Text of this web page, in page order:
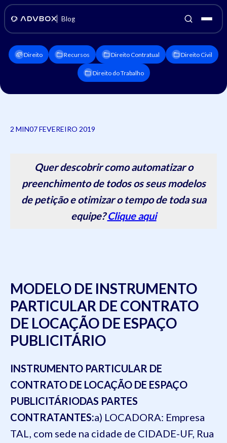
Blog
Direito Recursos Direito Contratual Direito Civil
Direito do Trabalho
2 MIN07 FEVEREIRO 2019
Quer descobrir como automatizar o
preenchimento de todos os seus modelos
de petição e otimizar o tempo de toda sua
equipe?Clique aqui
MODELO DE INSTRUMENTO
PARTICULAR DE CONTRATO
DE LOCAÇÃO DE ESPAÇO
PUBLICITÁRIO
INSTRUMENTO PARTICULAR DE
CONTRATO DE LOCAÇÃO DE ESPAÇO
PUBLICITÁRIODAS PARTES
CONTRATANTES:a) LOCADORA: Empresa
TAL, com sede na cidade de CIDADE-UF, Rua